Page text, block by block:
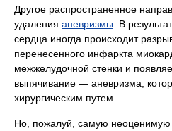
Другое распространенное
удаления аневризмы . В
сердца иногда происходит
перенесенного инфаркта
межжелудочной стенки и
выпячивание — аневризма,
хирургическим путем.
Но, пожалуй, самую неоценимую